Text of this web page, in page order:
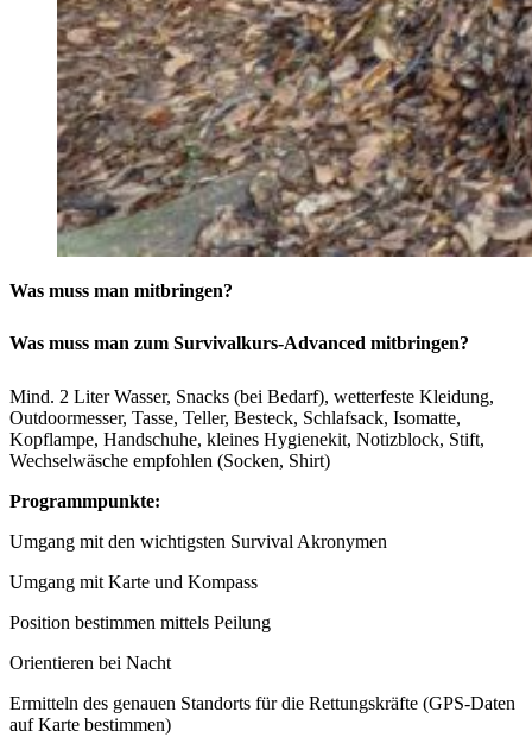
Was muss man mitbringen?
Was muss man zum Survivalkurs-Advanced mitbringen?
Mind. 2 Liter Wasser, Snacks (bei Bedarf), wetterfeste Kleidung,
Outdoormesser, Tasse, Teller, Besteck, Schlafsack, Isomatte,
Kopflampe, Handschuhe, kleines Hygienekit, Notizblock, Stift,
Wechselwäsche empfohlen (Socken, Shirt)
Programmpunkte:
Umgang mit den wichtigsten Survival Akronymen
Umgang mit Karte und Kompass
Position bestimmen mittels Peilung
Orientieren bei Nacht
Ermitteln des genauen Standorts für die Rettungskräfte (GPS-Daten
auf Karte bestimmen)